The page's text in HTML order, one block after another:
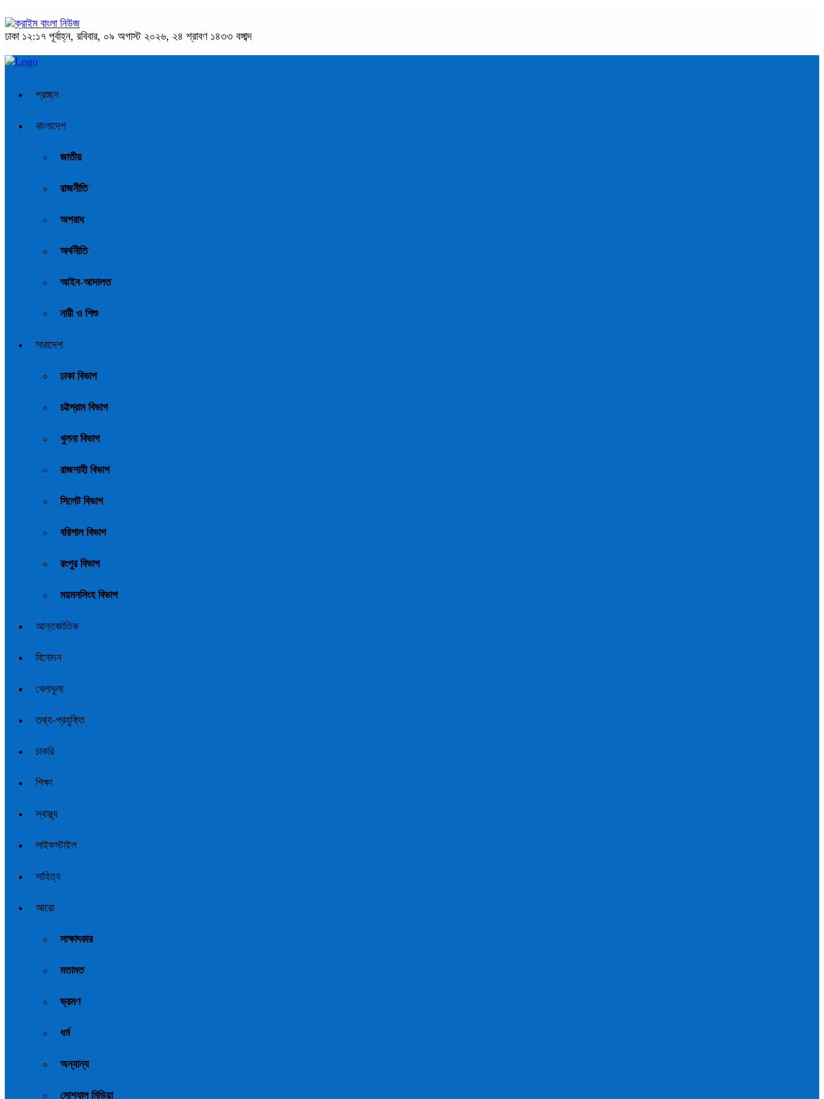
ঢাকা ১২:১৭ পূর্বাহ্ন, রবিবার, ০৯ অগাস্ট ২০২৬, ২৪ শ্রাবণ ১৪৩৩ বঙ্গাব্দ
প্রচ্ছদ
বাংলাদেশ
জাতীয়
রাজনীতি
অপরাধ
অর্থনীতি
আইন-আদালত
নারী ও শিশু
সারাদেশ
ঢাকা বিভাগ
চট্টগ্রাম বিভাগ
খুলনা বিভাগ
রাজশাহী বিভাগ
সিলেট বিভাগ
বরিশাল বিভাগ
রংপুর বিভাগ
ময়মনসিংহ বিভাগ
আন্তর্জাতিক
বিনোদন
খেলাধুলা
তথ্য-প্রযুক্তি
চাকরি
শিক্ষা
স্বাস্থ্য
লাইফস্টাইল
সাহিত্য
আরো
সাক্ষাৎকার
মতামত
ভ্রমণ
ধর্ম
অন্যান্য
সোশ্যাল মিডিয়া